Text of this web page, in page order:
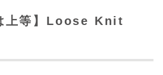
上等】Loose Knit